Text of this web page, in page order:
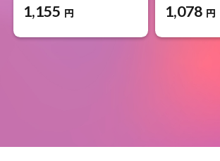
1,155 円 1,078 円